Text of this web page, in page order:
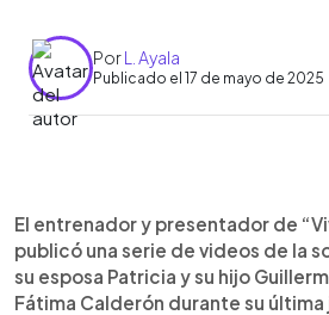
PorL. Ayala
Publicado el 17 de mayo de 2025
Escuchar artículo
El entrenador y presentador de
publicó una serie de videos de la
su esposa Patricia y su hijo
Fátima Calderón durante su